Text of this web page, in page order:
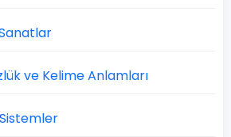
ve Kelime Anlamları